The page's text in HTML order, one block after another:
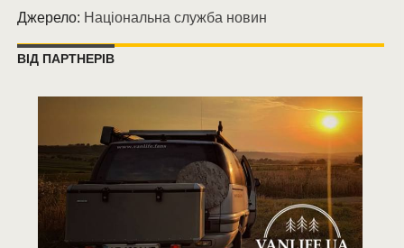
Джерело: Національна служба новин
ВІД ПАРТНЕРІВ